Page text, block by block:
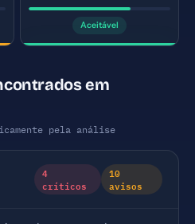
Aceitável
em
pela análise
4
críticos
10
avisos